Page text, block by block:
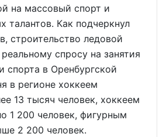
на массовый спорт и
талантов. Как подчеркнул
строительство ледовой
спросу на занятия
спорта в Оренбургской
в регионе хоккеем
13 тысяч человек, хоккеем
1 200 человек, фигурным
2 200 человек.